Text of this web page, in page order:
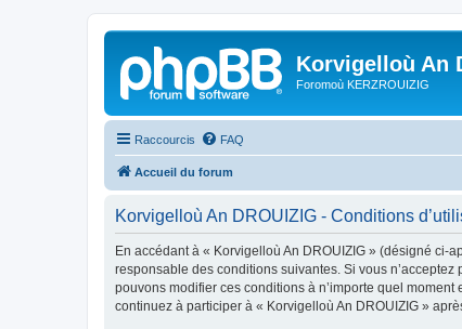
Korvigelloù An
Foromoù KERZROUIZIG
Raccourcis FAQ
Accueil du forum
Korvigelloù An DROUIZIG - Conditions
En accédant à « Korvigelloù An DROUIZIG » (désigné ci-
responsable des conditions suivantes. Si vous
pouvons modifier ces conditions à n’importe quel
continuez à participer à « Korvigelloù An DROUIZIG »